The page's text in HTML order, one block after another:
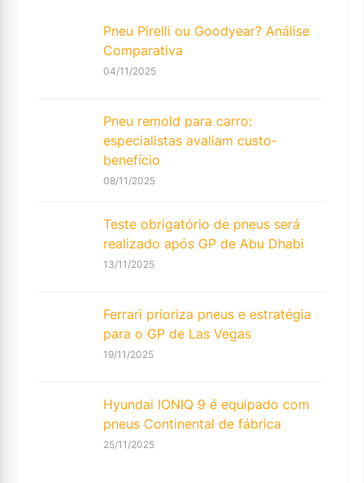
Pneu Pirelli ou Goodyear? Análise
Comparativa
04/11/2025
Pneu remold para carro:
especialistas avaliam custo-
benefício
08/11/2025
Teste obrigatório de pneus será
realizado após GP de Abu Dhabi
13/11/2025
Ferrari prioriza pneus e estratégia
para o GP de Las Vegas
19/11/2025
Hyundai IONIQ 9 é equipado com
pneus Continental de fábrica
25/11/2025